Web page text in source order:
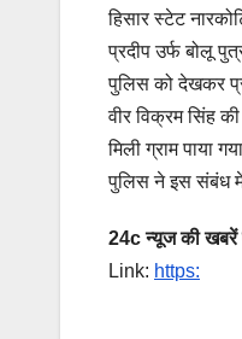
हिसार स्टेट
प्रदीप उर्फ बोलू
पुलिस को देखकर
वीर विक्रम सिंह
मिली ग्राम पाया
पुलिस ने इस संबंध में
24c न्यूज की खबरें
Link: https: